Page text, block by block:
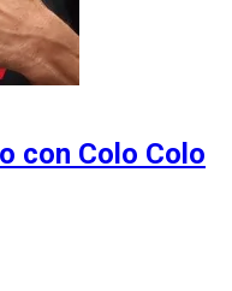
con Colo Colo